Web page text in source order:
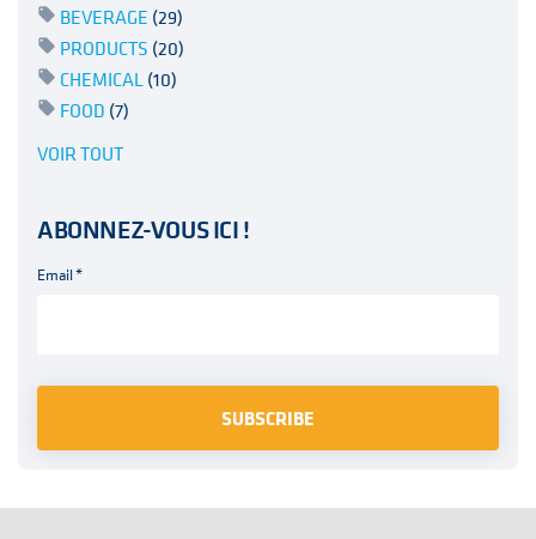
BEVERAGE (29)
PRODUCTS (20)
CHEMICAL(10)
FOOD (7)
VOIR TOUT
ABONNEZ-VOUS ICI !
Email*